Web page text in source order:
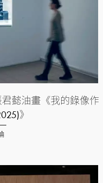
懿油畫《我的錄像作
》